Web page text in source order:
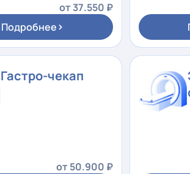
от 37.550 ₽
Подробнее›
Гастро-чекап
от 50.900 ₽